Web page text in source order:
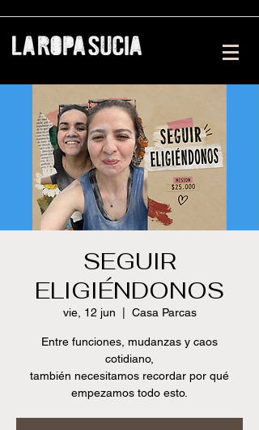
SEGUIR
ELIGIÉNDONOS
vie, 12 jun Casa Parcas
Entre funciones, mudanzas y caos
cotidiano,
también necesitamos recordar por qué
empezamos todo esto.